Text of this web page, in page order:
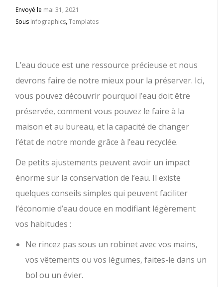
Envoyé le mai 31, 2021
Sous Infographics,Templates
L’eau douce est une ressource précieuse et nous
devrons faire de notre mieux pour la préserver. Ici,
vous pouvez découvrir pourquoi l’eau doit être
préservée, comment vous pouvez le faire à la
maison et au bureau, et la capacité de changer
l’état de notre monde grâce à l’eau recyclée.
De petits ajustements peuvent avoir un impact
énorme sur la conservation de l’eau. Il existe
quelques conseils simples qui peuvent faciliter
l’économie d’eau douce en modifiant légèrement
vos habitudes :
Ne rincez pas sous un robinet avec vos mains,
vos vêtements ou vos légumes, faites-le dans un
bol ou un évier.